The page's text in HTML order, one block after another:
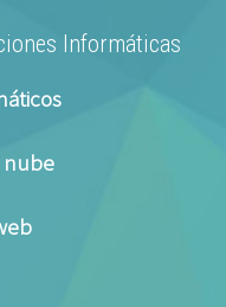
Informáticas
nube